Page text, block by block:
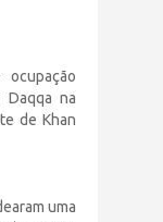
Daqqa na
de Khan
uma